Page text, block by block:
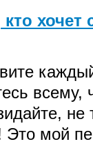
хочет
всему,
не
мой